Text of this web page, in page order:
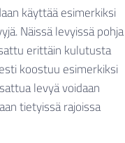
käyttää esimerkiksi
Näissä levyissä pohja
erittäin kulutusta
koostuu esimerkiksi
levyä voidaan
tietyissä rajoissa